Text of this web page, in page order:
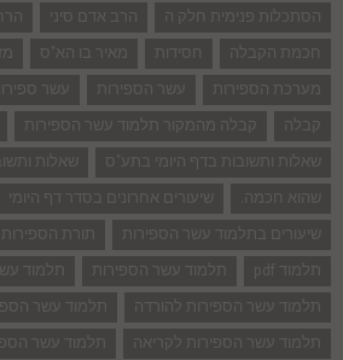
הסתכלות פנימית חלק ה הרב אדם סיני
חכמת הקבלה
חסידות מאיר בו הא"ס
מערכת הספירות
עשר הספירות עשר
קבלה
קבלה מהמקור תלמוד עשר הספירות
שאלות ותשובות בדף היומי בתע"ס
שאלות
שהוא חכמה.
שיעורים אחרונים בסדר דף היומי
שיעורים בתלמוד עשר הספירות
תורת הספירות
תלמוד pdf
תלמוד עשר הספירות
תלמוד
תלמוד עשר הספירות להורדה
תלמוד עשר
תלמוד עשר הספירות לקריאה
תלמוד עשר